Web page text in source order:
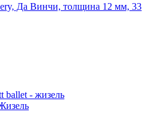
Да Винчи, толщина 12 мм, 33